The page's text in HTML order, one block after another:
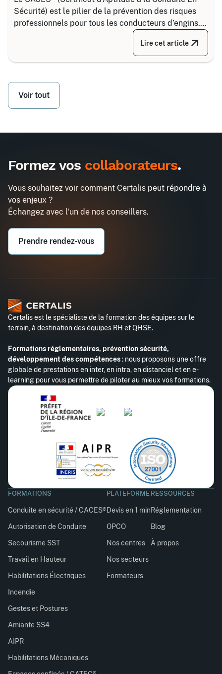
Sécurité) est le pilier de la prévention des risques
professionnels pour tous les conducteurs d’engins.
Depuis la réforme de 2020, il s’articule autour de 8
grandes familles d’équipements, divisées selon
Lire cet article
Voir tout
Formez vos collaborateurs.
Vous souhaitez voir comment Certalis peut répondre à
vos enjeux ?
Échangez avec l'un de nos conseillers.
Prendre rendez-vous
Certalis est le spécialiste de la formation des équipes sur le
terrain, à destination des équipes RH et QHSE.
Formations réglementaires, prévention sécurité,
développement des compétences: nous proposons une offre
globale de prestations en inter, en intra, en distanciel et en e-
learning pour vous permettre de piloter au mieux vos formations.
FORMATIONS
Conduite en sécurité / CACES®
Autorisation de Conduite
Secourisme SST
Travail en Hauteur
Habilitations Électriques
Incendie
Gestes et Postures
Amiante SS4
AIPR
Habilitations Mécaniques
PLATEFORME
Devis en 1 min
OPCO
Nos centres
Nos secteurs
Formateurs
RESSOURCES
Réglementation
Blog
À propos